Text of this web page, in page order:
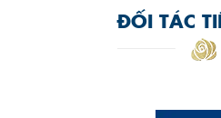
ĐỐI TÁC